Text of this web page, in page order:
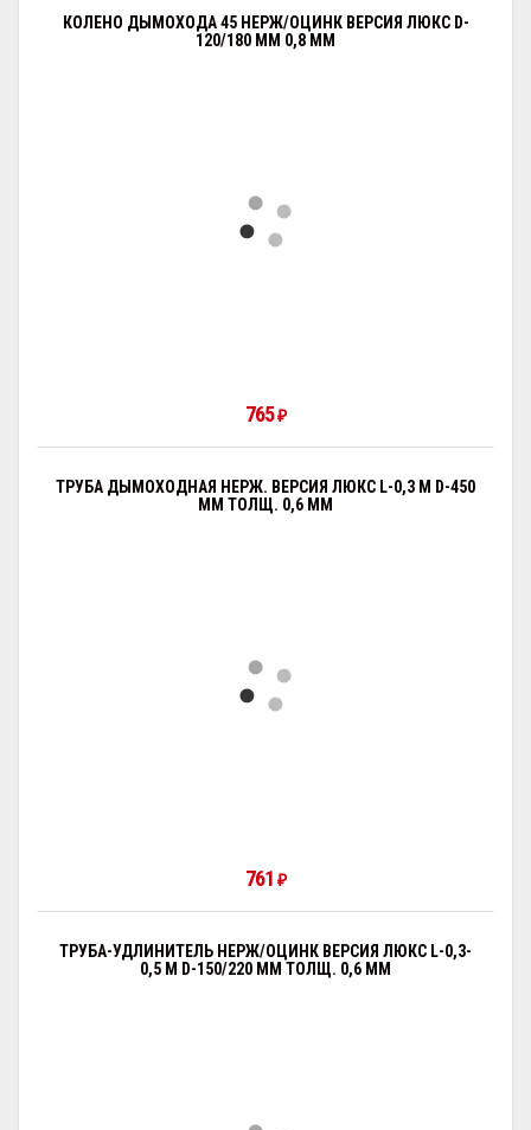
КОЛЕНО ДЫМОХОДА 45 НЕРЖ/ОЦИНК ВЕРСИЯ ЛЮКС D-
120/180 ММ 0,8 ММ
765₽
ТРУБА ДЫМОХОДНАЯ НЕРЖ. ВЕРСИЯ ЛЮКС L-0,3 М D-450
ММ ТОЛЩ. 0,6 ММ
761 ₽
ТРУБА-УДЛИНИТЕЛЬ НЕРЖ/ОЦИНК ВЕРСИЯ ЛЮКС L-0,3-
0,5 М D-150/220 ММ ТОЛЩ. 0,6 ММ